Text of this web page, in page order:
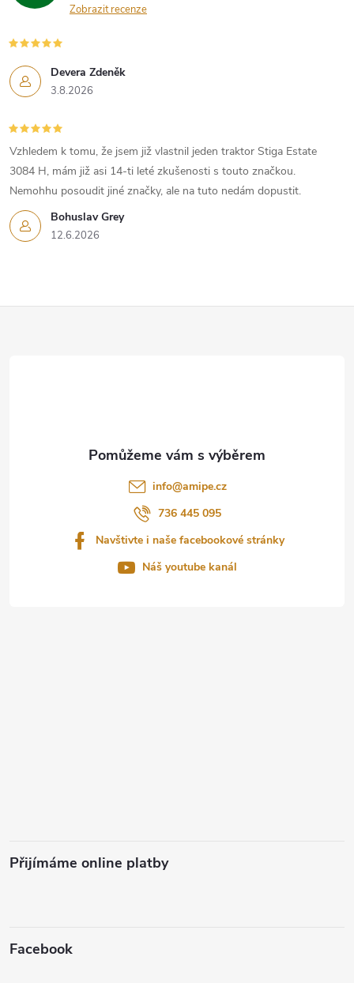
Zobrazit recenze
Devera Zdeněk
3.8.2026
Bohuslav Grey
12.6.2026
Vzhledem k tomu, že jsem již vlastnil jeden traktor Stiga Estate
3084 H, mám již asi 14-ti leté zkušenosti s touto značkou.
Nemohhu posoudit jiné značky, ale na tuto nedám dopustit.
info@amipe.cz
736 445 095
Navštivte i naše facebookové stránky
Náš youtube kanál
Přijímáme online platby
Facebook